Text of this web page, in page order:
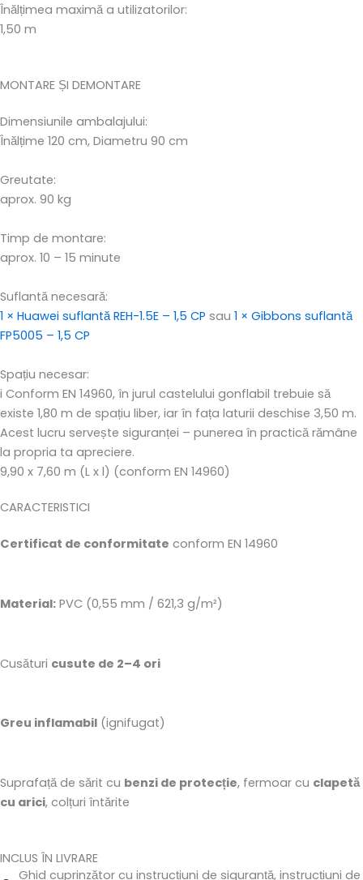
Înălțimea maximă a utilizatorilor:
1,50 m
MONTARE ȘI DEMONTARE
Dimensiunile ambalajului:
Înălțime 120 cm, Diametru 90 cm
Greutate:
aprox. 90 kg
Timp de montare:
aprox. 10 – 15 minute
Suflantă necesară:
1 × Huawei suflantă REH-1.5E – 1,5 CP sau 1 × Gibbons suflantă
FP5005 – 1,5 CP
Spațiu necesar:
i Conform EN 14960, în jurul castelului gonflabil trebuie să
existe 1,80 m de spațiu liber, iar în fața laturii deschise 3,50 m.
Acest lucru servește siguranței – punerea în practică rămâne
la propria ta apreciere.
9,90 x 7,60 m (L x l) (conform EN 14960)
CARACTERISTICI
Certificat de conformitate conform EN 14960
Material: PVC (0,55 mm / 621,3 g/m²)
Cusături cusute de 2–4 ori
Greu inflamabil (ignifugat)
Suprafață de sărit cu benzi de protecție, fermoar cu clapetă
cu arici, colțuri întărite
INCLUS ÎN LIVRARE
Ghid cuprinzător cu instrucțiuni de siguranță, instrucțiuni de